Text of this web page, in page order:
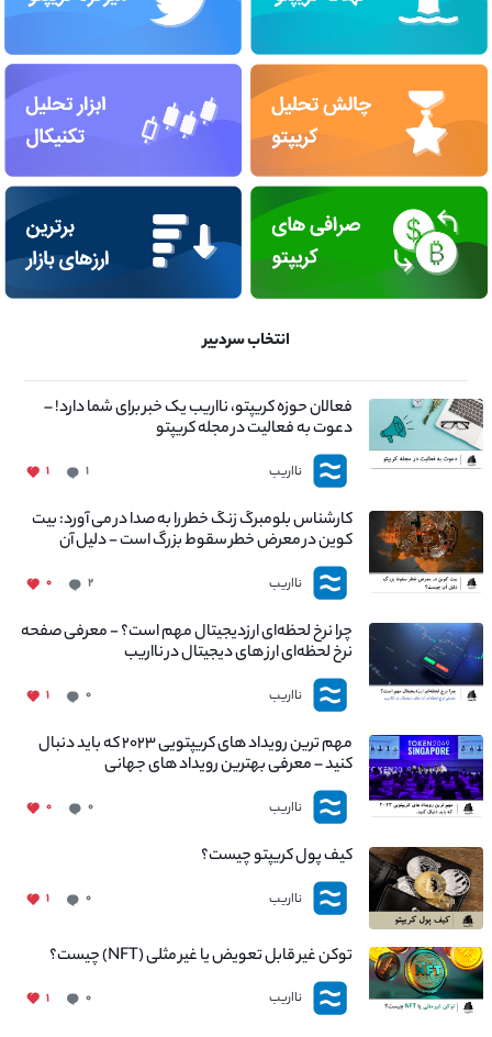
انتخاب سردبیر
فعالان حوزه کریپتو، نااریب یک خبر برای شما دارد! –
دعوت به فعالیت در مجله کریپتو
نااریب ۱ ۱
کارشناس بلومبرگ زنگ خطر را به صدا در می آورد: بیت
کوین در معرض خطر سقوط بزرگ است - دلیل آن
چیست؟
نااریب ۲ ۰
چرا نرخ لحظه‌ای ارزدیجیتال مهم است؟ - معرفی صفحه
نرخ لحظه‌ای ارز های دیجیتال در نااریب
نااریب ۰ ۱
مهم ترین رویداد های کریپتویی ۲۰۲۳ که باید دنبال
کنید – معرفی بهترین رویداد های جهانی
نااریب ۰ ۰
کیف پول کریپتو چیست؟
نااریب ۰ ۱
توکن غیر قابل تعویض یا غیر مثلی (NFT) چیست؟
نااریب ۰ ۱